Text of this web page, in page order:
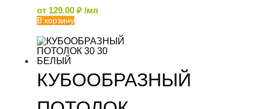
от 129.00 ₽ /мп
В корзину
КУБООБРАЗНЫЙ